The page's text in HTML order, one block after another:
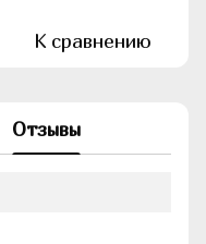
К сравнению
Отзывы